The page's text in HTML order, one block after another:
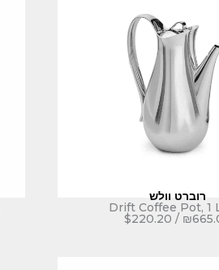
רוברט וולש
Drift Coffee Pot, 1
₪
/
$220.20